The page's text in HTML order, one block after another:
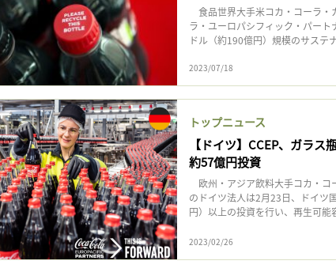
食品世界大手米コカ・コーラ・
ラ・ユーロパシフィック・パー
ドル（約190億円）規模のサス
2023/07/18
トップニュース
【ドイツ】CCEP、ガラ
約57億円投資
欧州・アジア飲料大手コカ・コ
のドイツ法人は2月23日、ドイツ
円）以上の投資を行い、再生可
2023/02/26